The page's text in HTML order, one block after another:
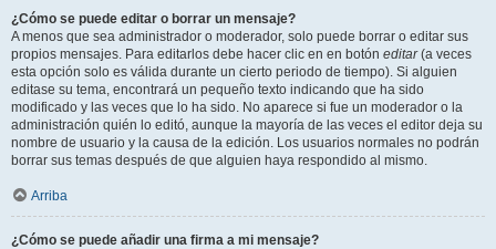
¿Cómo se puede editar o borrar un mensaje?
A menos que sea administrador o moderador, solo puede borrar o editar sus
propios mensajes. Para editarlos debe hacer clic en en botón editar(a veces
esta opción solo es válida durante un cierto periodo de tiempo). Si alguien
editase su tema, encontrará un pequeño texto indicando que ha sido
modificado y las veces que lo ha sido. No aparece si fue un moderador o la
administración quién lo editó, aunque la mayoría de las veces el editor deja su
nombre de usuario y la causa de la edición. Los usuarios normales no podrán
borrar sus temas después de que alguien haya respondido al mismo.
Arriba
¿Cómo se puede añadir una firma a mi mensaje?